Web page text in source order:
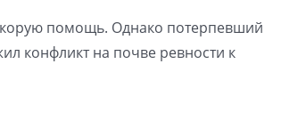
помощь. Однако потерпевший
конфликт на почве ревности к